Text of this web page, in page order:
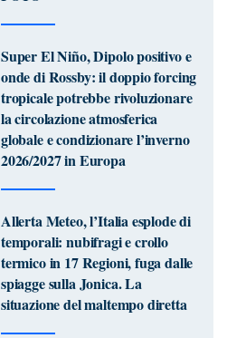
Super El Niño, Dipolo positivo e
onde di Rossby: il doppio forcing
tropicale potrebbe rivoluzionare
la circolazione atmosferica
globale e condizionare l’inverno
2026/2027 in Europa
Allerta Meteo, l’Italia esplode di
temporali: nubifragi e crollo
termico in 17 Regioni, fuga dalle
spiagge sulla Jonica. La
situazione del maltempo diretta